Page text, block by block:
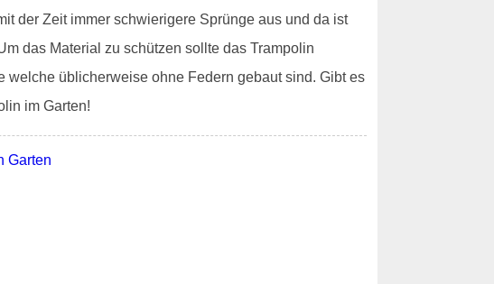
der Zeit immer schwierigere Sprünge aus und da ist
das Material zu schützen sollte das Trampolin
üblicherweise ohne Federn gebaut sind. Gibt es
im Garten!